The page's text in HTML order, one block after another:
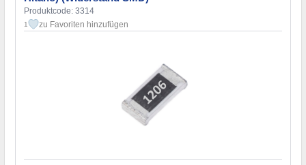
Produktcode: 3314
1 zu Favoriten hinzufügen